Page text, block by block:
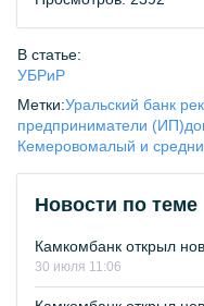
В статье:
УБРиР
Метки:Уральский банк
предприниматели (ИП)
Кемеровомалый и
Новости по теме
Камкомбанк открыл
30 июля 11:06